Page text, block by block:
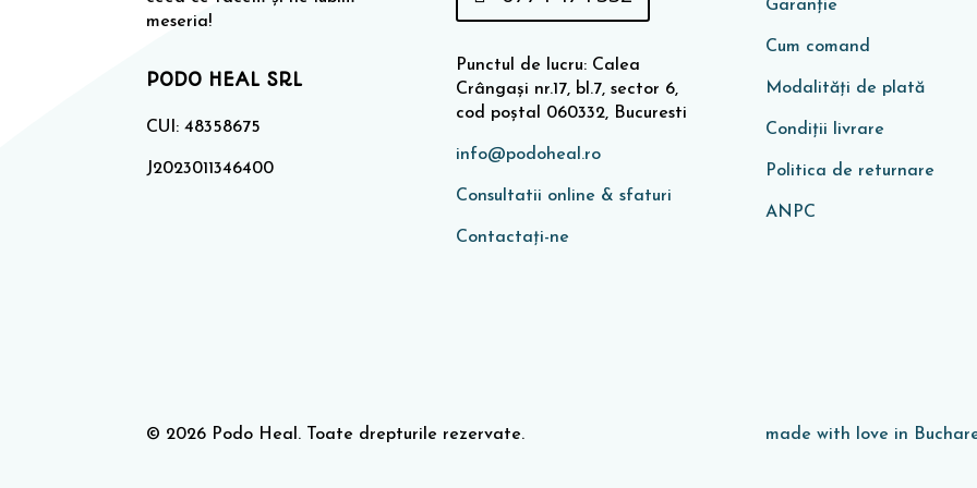
meseria!
PODO HEAL SRL
CUI: 48358675
J2023011346400
Punctul de lucru: Calea
Crângași nr.17, bl.7, sector 6,
cod poștal 060332, Bucuresti
info@podoheal.ro
Consultatii online & sfaturi
Contactați-ne
Garanţie
Cum comand
Modalități de plată
Condiţii livrare
Politica de returnare
ANPC
© 2026 Podo Heal. Toate drepturile rezervate. made with love in